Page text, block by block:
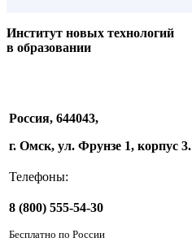
Институт новых технологий
в образовании
Россия, 644043,
г. Омск, ул. Фрунзе 1, корпус 3.
Телефоны:
8 (800) 555-54-30
Бесплатно по России